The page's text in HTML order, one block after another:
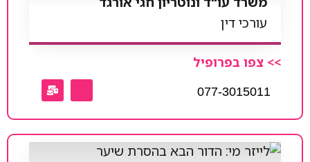
עורכי דין
>> צפו בפרופיל
077-3015011